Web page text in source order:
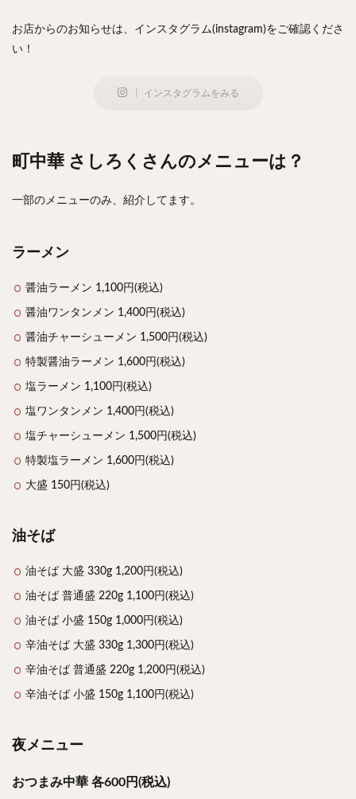
お店からのお知らせは、インスタグラム(instagram)をご確認くださ
い！
インスタグラムをみる
町中華 さしろくさんのメニューは？
一部のメニューのみ、紹介してます。
ラーメン
醤油ラーメン 1,100円(税込)
醤油ワンタンメン 1,400円(税込)
醤油チャーシューメン 1,500円(税込)
特製醤油ラーメン 1,600円(税込)
塩ラーメン 1,100円(税込)
塩ワンタンメン 1,400円(税込)
塩チャーシューメン 1,500円(税込)
特製塩ラーメン 1,600円(税込)
大盛 150円(税込)
油そば
油そば 大盛 330g 1,200円(税込)
油そば 普通盛 220g 1,100円(税込)
油そば 小盛 150g 1,000円(税込)
辛油そば 大盛 330g 1,300円(税込)
辛油そば 普通盛 220g 1,200円(税込)
辛油そば 小盛 150g 1,100円(税込)
夜メニュー
おつまみ中華 各600円(税込)